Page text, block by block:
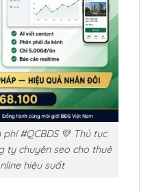
#QCBDS 💛 Thủ tục
ty chuyên seo cho thuê
hiệu suất